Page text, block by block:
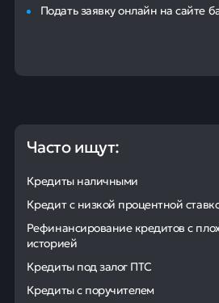
Подать заявку онлайн на сайте
Часто ищут:
Кредиты наличными
Кредит с низкой процентной
Рефинансирование кредитов с
историей
Кредиты под залог ПТС
Кредиты с поручителем